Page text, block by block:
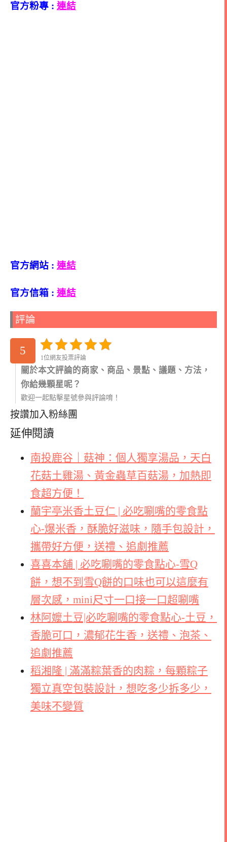
官方粉專 : 連結
官方網站 : 連結
官方信箱 : 連結
評論
5
1位網友投票評論
關於本文評論的商家、商品、景點、議題、方法，
你給幾顆星呢？
歡迎一起點擊星號參與評論唷！
按讚加入粉絲團
延伸閱讀
南投鹿谷｜菇神：個人獨享湯品，天白
花菇土雞湯、黃金蟲草百菇湯，加熱即
食超方便！
蘭宇亭米香土豆仁 | 必吃唰嘴的零食點
心-爆米香，酥脆好滋味，隨手包設計，
攜帶好方便，送禮、追劇推薦
喜喜本舖 | 必吃唰嘴的零食點心-雪Q
餅，想不到雪Q餅的口味也可以這麼有
層次感，mini尺寸一口接一口超唰嘴
林阿嬤土豆|必吃唰嘴的零食點心-土豆，
香脆可口，濃郁花生香，送禮、泡茶、
追劇推薦
稻湘隆 | 滿滿粽葉香的肉粽，每顆粽子
獨立真空包裝設計，想吃多少拆多少，
美味不變質